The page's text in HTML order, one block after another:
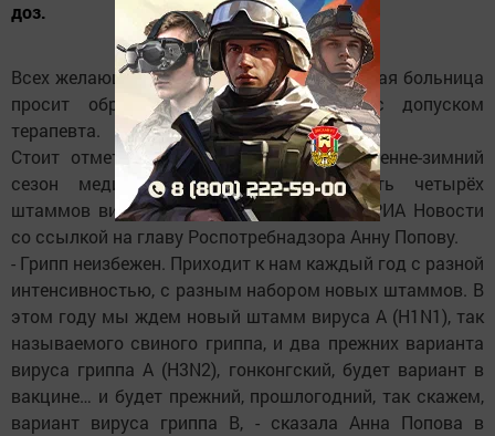
доз.
Всех желающих привиться Камскополянская больница
просит обращаться в 252 кабинет, с допуском
терапевта.
Стоит отметить, что на предстоящий осенне-зимний
сезон медики прогнозируют активность четырёх
штаммов вируса гриппа. Об этом пишут РИА Новости
со ссылкой на главу Роспотребнадзора Анну Попову.
- Грипп неизбежен. Приходит к нам каждый год с разной
интенсивностью, с разным набором новых штаммов. В
этом году мы ждем новый штамм вируса A (H1N1), так
называемого свиного гриппа, и два прежних варианта
вируса гриппа А (H3N2), гонконгский, будет вариант в
вакцине… и будет прежний, прошлогодний, так скажем,
вариант вируса гриппа B, - сказала Анна Попова в